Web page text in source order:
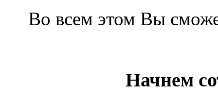
Во всем этом Вы
Начнем